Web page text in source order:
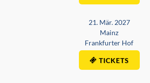
21. Mär. 2027
Mainz
Frankfurter Hof
TICKETS